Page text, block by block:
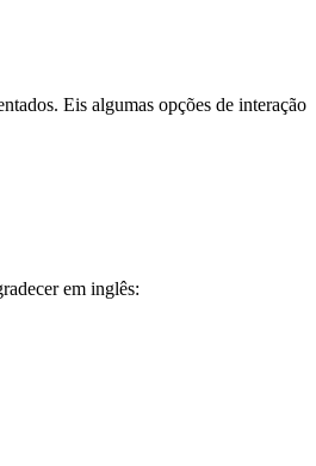
Eis algumas opções de interação
em inglês: